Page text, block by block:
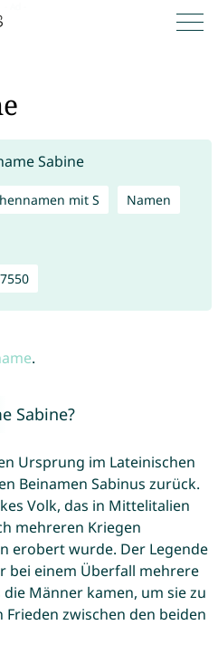
mit S Namen
7550
.
Sabine?
Ursprung im Lateinischen
Beinamen Sabinus zurück.
Volk, das in Mittelitalien
mehreren Kriegen
erobert wurde. Der Legende
bei einem Überfall mehrere
Männer kamen, um sie zu
zwischen den beiden